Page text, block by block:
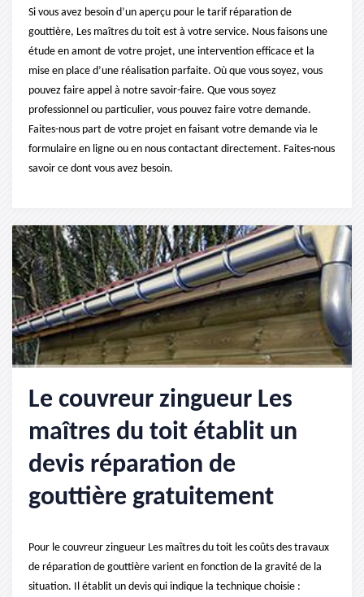
Si vous avez besoin d’un aperçu pour le tarif réparation de
gouttière, Les maîtres du toit est à votre service. Nous faisons une
étude en amont de votre projet, une intervention efficace et la
mise en place d’une réalisation parfaite. Où que vous soyez, vous
pouvez faire appel à notre savoir-faire. Que vous soyez
professionnel ou particulier, vous pouvez faire votre demande.
Faites-nous part de votre projet en faisant votre demande via le
formulaire en ligne ou en nous contactant directement. Faites-nous
savoir ce dont vous avez besoin.
Le couvreur zingueur Les
maîtres du toit établit un
devis réparation de
gouttière gratuitement
Pour le couvreur zingueur Les maîtres du toit les coûts des travaux
de réparation de gouttière varient en fonction de la gravité de la
situation. Il établit un devis qui indique la technique choisie :